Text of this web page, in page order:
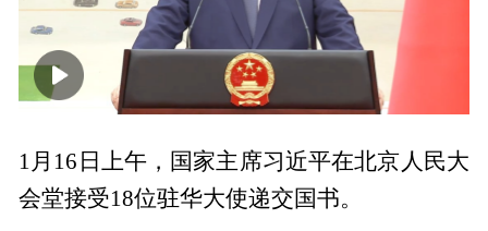
00:00 01:15
1月16日上午，国家主席习近平在北京人民大
会堂接受18位驻华大使递交国书。